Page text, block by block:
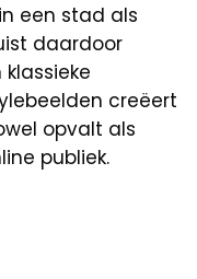
een stad als
daardoor
creëert
opvalt als
publiek.